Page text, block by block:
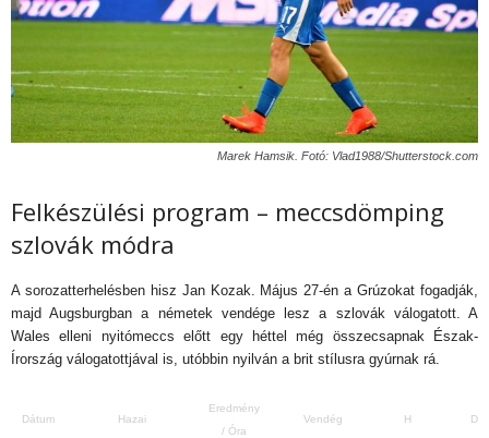
Marek Hamsik. Fotó: Vlad1988/Shutterstock.com
Felkészülési program – meccsdömping
szlovák módra
A sorozatterhelésben hisz Jan Kozak. Május 27-én a Grúzokat fogadják,
majd Augsburgban a németek vendége lesz a szlovák válogatott. A
Wales elleni nyitómeccs előtt egy héttel még összecsapnak Észak-
Írország válogatottjával is, utóbbin nyilván a brit stílusra gyúrnak rá.
Dátum Hazai
Eredmény
/ Óra
Vendég H D